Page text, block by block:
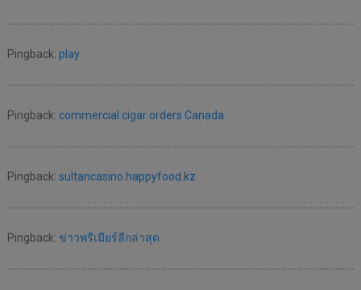
Pingback: play
Pingback: commercial cigar orders Canada
Pingback: sultancasino.happyfood.kz
Pingback: ข่าวพรีเมียร์ลีกล่าสุด